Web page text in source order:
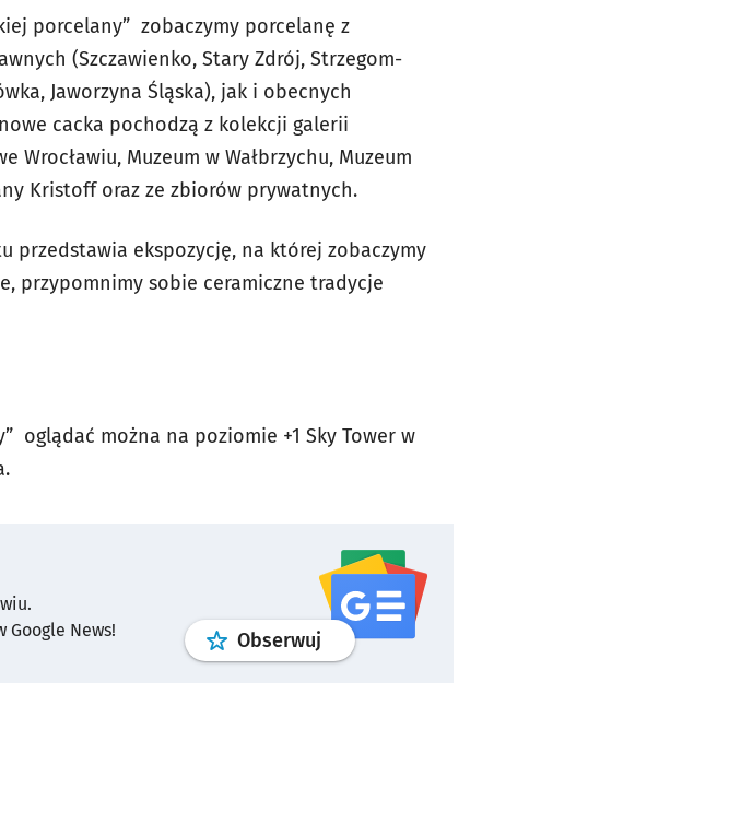
porcelany” zobaczymy porcelanę z
(Szczawienko, Stary Zdrój, Strzegom-
Jaworzyna Śląska), jak i obecnych
cacka pochodzą z kolekcji galerii
Muzeum w Wałbrzychu, Muzeum
Kristoff oraz ze zbiorów prywatnych.
przedstawia ekspozycję, na której zobaczymy
przypomnimy sobie ceramiczne tradycje
oglądać można na poziomie +1 Sky Tower w
Google News!
Obserwuj profilgoogle news